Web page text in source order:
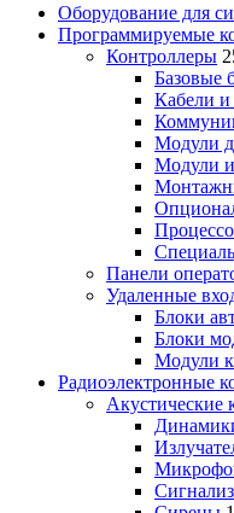
Оборудование для
Программируемые
Контроллеры
Базовые
Кабели
Модули
Модули
Панели
Удаленные
Блоки
Блоки
Модули
Радиоэлектронные
Акустические